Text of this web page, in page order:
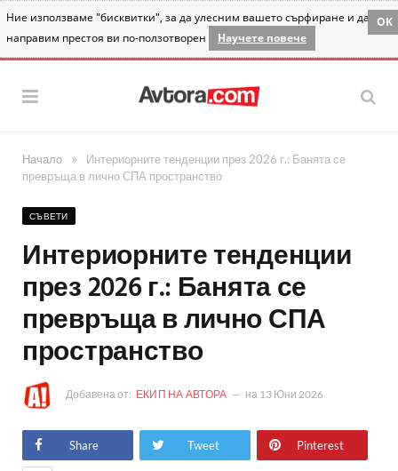
Ние използваме "бисквитки", за да улесним вашето сърфиране и да
направим престоя ви по-ползотворен
Научете повече
OK
Начало »
Интериорните тенденции през 2026 г.: Банята се
превръща в лично СПА пространство
СЪВЕТИ
Интериорните тенденции
през 2026 г.: Банята се
превръща в лично СПА
пространство
Добавена от: ЕКИП НА АВТОРА на 13 Юни 2026
Share Tweet Pinterest